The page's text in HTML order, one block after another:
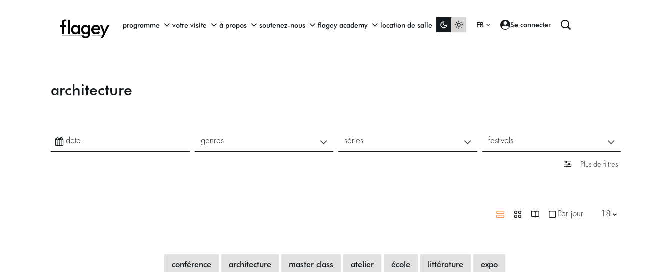
programme votre visite à propos soutenez-nous flagey academy location de salle FR Se connecter
architecture
genres séries festivals
Plus de filtres
Par jour
conférence architecture master class atelier école littérature expo